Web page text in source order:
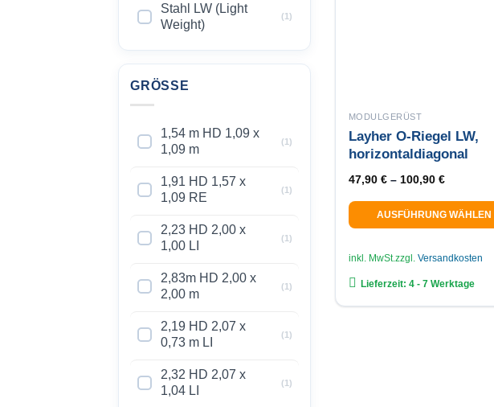
Stahl LW (Light
Weight)
(1)
GRÖSSE
1,54 m HD 1,09 x
1,09 m
(1)
1,91 HD 1,57 x
1,09 RE
(1)
2,23 HD 2,00 x
1,00 LI
(1)
2,83m HD 2,00 x
2,00 m
(1)
2,19 HD 2,07 x
0,73 m LI
(1)
2,32 HD 2,07 x
1,04 LI
(1)
MODULGERÜST
Layher O-Riegel LW,
horizontaldiagonal
47,90 €– 100,90 €
AUSFÜHRUNG WÄHLEN
Produkt
mehrere
Varianten
inkl. MwSt.zzgl. Versandkosten
Lieferzeit: 4 - 7 Werktage